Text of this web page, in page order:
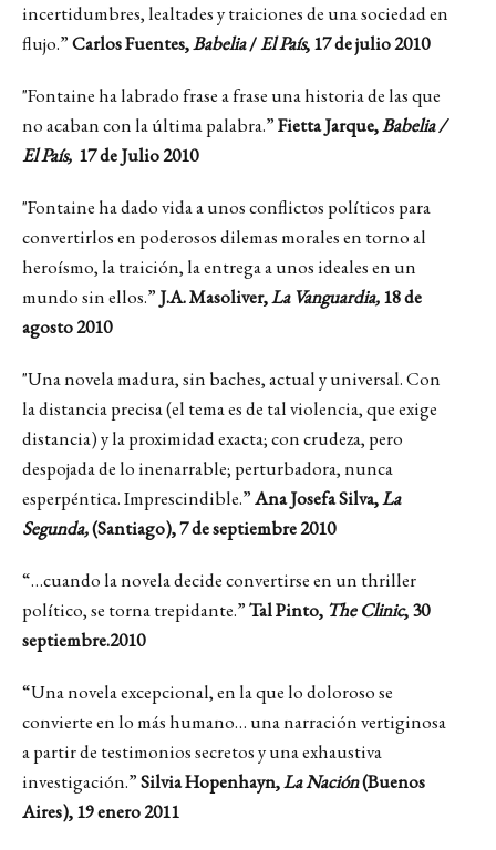
incertidumbres, lealtades y traiciones de una sociedad en
flujo.”Carlos Fuentes,Babelia/El País, 17 de julio 2010
"Fontaine ha labrado frase a frase una historia de las que
no acaban con la última palabra.”Fietta Jarque,Babelia /
El País, 17 de Julio 2010
"Fontaine ha dado vida a unos conflictos políticos para
convertirlos en poderosos dilemas morales en torno al
heroísmo, la traición, la entrega a unos ideales en un
mundo sin ellos.” J.A. Masoliver,La Vanguardia,18 de
agosto 2010
"Una novela madura, sin baches, actual y universal. Con
la distancia precisa (el tema es de tal violencia, que exige
distancia) y la proximidad exacta; con crudeza, pero
despojada de lo inenarrable; perturbadora, nunca
esperpéntica. Imprescindible.”Ana Josefa Silva,La
Segunda,(Santiago), 7 de septiembre 2010
“…cuando la novela decide convertirse en un thriller
político, se torna trepidante.”Tal Pinto, The Clinic, 30
septiembre.2010
“Una novela excepcional, en la que lo doloroso se
convierte en lo más humano… una narración vertiginosa
a partir de testimonios secretos y una exhaustiva
investigación.”Silvia Hopenhayn,La Nación(Buenos
Aires), 19 enero 2011